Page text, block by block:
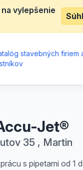
vylepšenie
stavebných firiem
Jet®
35 , Martin
s pipetami od 1